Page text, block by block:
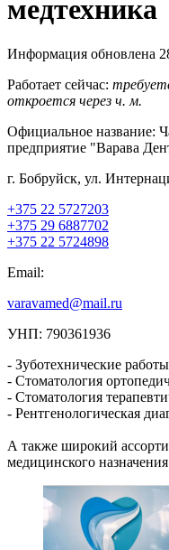
медтехника
Информация обновлена
Работает сейчас:
откроется через ч. м.
Официальное название:
предприятие "Варава
г. Бобруйск, ул.
+375 22 5727203
+375 29 6887702
+375 22 5724898
Email:
varavamed@mail.ru
УНП: 790361936
- Зуботехнические
- Стоматология
- Стоматология
- Рентгенологическая
А также широкий
медицинского